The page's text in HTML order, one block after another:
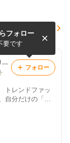
座×骨格タイ
ョン
星を纏う、私がよみがえる。～前向きより｢私向き｣を選ぶ大人の星よみ～
トレンドファッ
自分だけの「ス
も内側と深くつ
フォロー
要です
フォロー